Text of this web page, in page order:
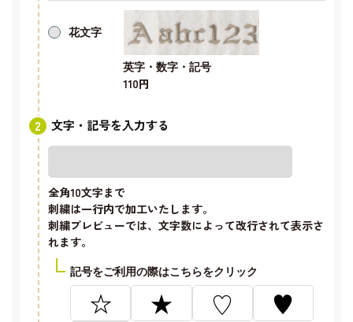
花文字
英字・数字・記号
110円
文字・記号を入力する
全角10文字まで
刺繍は一行内で加工いたします。
刺繍プレビューでは、文字数によって改行されて表示さ
れます。
記号をご利用の際はこちらをクリック
☆ ★ ♡
♥